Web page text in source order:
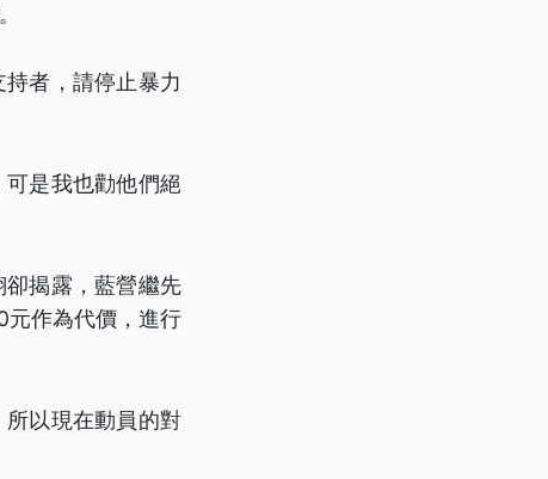
者，請停止暴力
是我也勸他們絕
揭露，藍營繼先
元作為代價，進行
以現在動員的對